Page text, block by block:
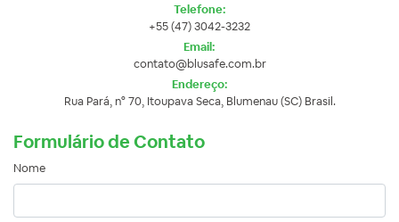
Telefone:
+55 (47) 3042-3232
Email:
contato@blusafe.com.br
Endereço:
Rua Pará, n° 70, Itoupava Seca, Blumenau (SC) Brasil.
Formulário de Contato
Nome